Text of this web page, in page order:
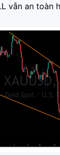
vẫn an toàn